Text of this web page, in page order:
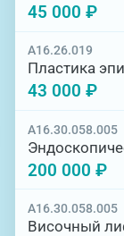
45 000 ₽
A16.26.019
Пластика
43 000 ₽
A16.30.058.005
200 000 ₽
A16.30.058.005
Височный